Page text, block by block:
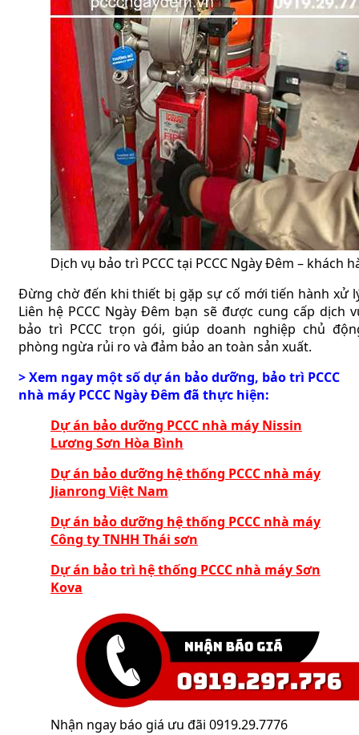
Dịch vụ bảo trì PCCC tại PCCC Ngày Đêm –
Đừng chờ đến khi thiết bị gặp sự cố mới tiến hành xử
Liên hệ PCCC Ngày Đêm bạn sẽ được cung cấp dịch
bảo trì PCCC trọn gói, giúp doanh nghiệp chủ
phòng ngừa rủi ro và đảm bảo an toàn sản xuất.
> Xem ngay một số dự án bảo dưỡng, bảo trì PCCC
nhà máy PCCC Ngày Đêm đã thực hiện:
Dự án bảo dưỡng PCCC nhà máy Nissin
Lương Sơn Hòa Bình
Dự án bảo dưỡng hệ thống PCCC nhà máy
Jianrong Việt Nam
Dự án bảo dưỡng hệ thống PCCC nhà máy
Công ty TNHH Thái sơn
Dự án bảo trì hệ thống PCCC nhà máy Sơn
Kova
Nhận ngay báo giá ưu đãi 0919.29.7776